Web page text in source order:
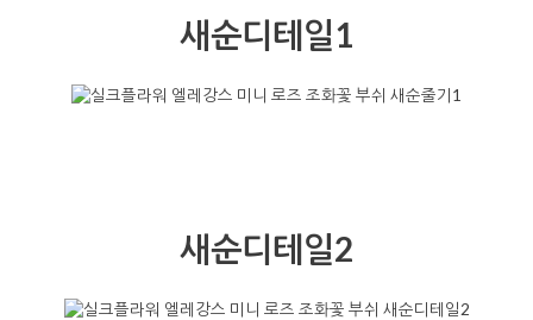
새순디테일1
새순디테일2